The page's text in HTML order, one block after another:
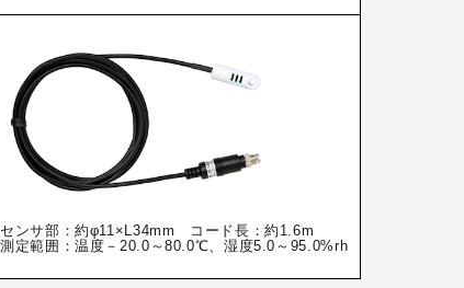
センサ部：約φ11×L34mm コード長：約1.6m
測定範囲：温度－20.0～80.0℃、湿度5.0～95.0%rh